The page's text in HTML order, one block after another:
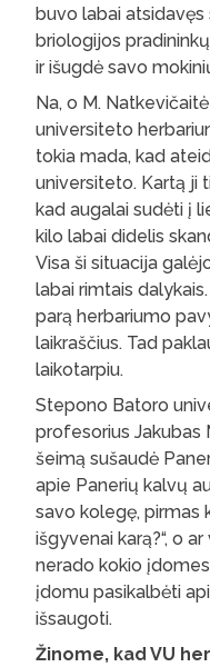
buvo labai atsidavęs
briologijos
ir išugdė savo
Na, o M.
universiteto
tokia mada, kad
universiteto. Kartą ji
kad augalai sudėti į
kilo labai didelis
Visa ši situacija
labai rimtais
parą herbariumo
laikraščius. Tad
laikotarpiu.
Stepono Batoro
profesorius Jakubas
šeimą sušaudė
apie Panerių kalvų
savo kolegę, pirmas
išgyvenai karą?“, o
nerado kokio
įdomu pasikalbėti
išsaugoti.
Žinome, kad VU